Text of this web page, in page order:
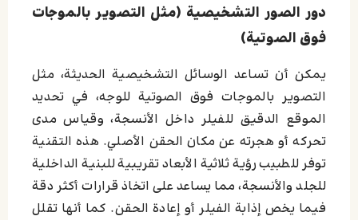
دور الصور التشخيصية (مثل التصوير بالموجات
فوق الصوتية)
يمكن أن تساعد الوسائل التشخيصية الحديثة، مثل
التصوير بالموجات فوق الصوتية للوجه، في تحديد
الموقع الدقيق للفيلر داخل الأنسجة، وقياس مدى
تحركه أو هجرته عن مكان الحقن الأصلي. هذه التقنية
توفر للطبيب رؤية ثلاثية الأبعاد تقريبية للبنية الداخلية
للجلد والأنسجة، مما يساعد على اتخاذ قرارات أكثر دقة
فيما يخص إذابة الفيلر أو إعادة الحقن. كما أنها تقلل